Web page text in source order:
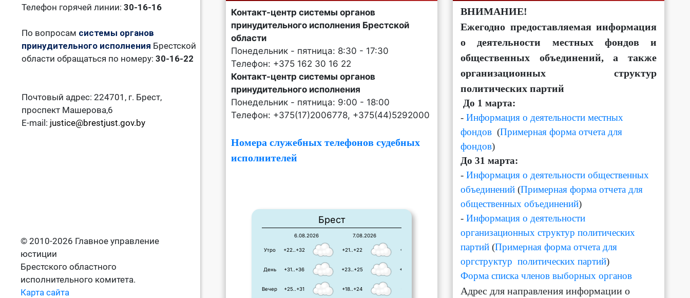
Телефон горячей линии: 30-16-16
По вопросам системы органов
принудительного исполнения Брестской
области обращаться по номеру: 30-16-22
Почтовый адрес: 224701, г. Брест,
проспект Машерова,6
E-mail: justice@brestjust.gov.by
© 2010-2026 Главное управление
юстиции
Брестского областного
исполнительного комитета.
Карта сайта
Контакт-центр системы органов
принудительного исполнения Брестской
области
Понедельник - пятница: 8:30 - 17:30
Телефон: +375 162 30 16 22
Контакт-центр системы органов
принудительного исполнения
Понедельник - пятница: 9:00 - 18:00
Телефон: +375(17)2006778, +375(44)5292000
Номера служебных телефонов судебных
исполнителей
Брест
6.08.2026
+22..+32
+31..+36
+25..+31
7.08.2026
+21..+22
+23..+25
+18..+24
+15..+22
+25..+25
Вечер
День
Утро
ВНИМАНИЕ!
Ежегодно предоставляемая информация
о деятельности местных фондов и
общественных объединений, а также
организационных структур
политических партий
До 1 марта:
- Информация о деятельности местных
фондов (Примерная форма отчета для
фондов)
До 31 марта:
- Информация о деятельности общественных
объединений (Примерная форма отчета для
общественных объединений)
- Информация о деятельности
организационных структур политических
партий (Примерная форма отчета для
оргструктур политических партий)
Форма списка членов выборных органов
Адрес для направления информации о